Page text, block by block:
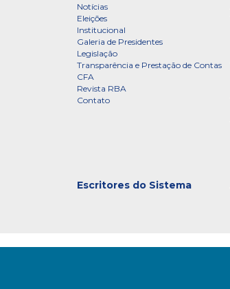
Notícias
Eleições
Institucional
Galeria de Presidentes
Legislação
Transparência e Prestação de Contas
CFA
Revista RBA
Contato
Escritores do Sistema